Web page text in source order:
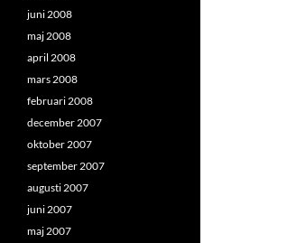
juni 2008
maj 2008
april 2008
mars 2008
februari 2008
december 2007
oktober 2007
september 2007
augusti 2007
juni 2007
maj 2007